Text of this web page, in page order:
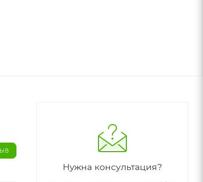
Нужна консультация?